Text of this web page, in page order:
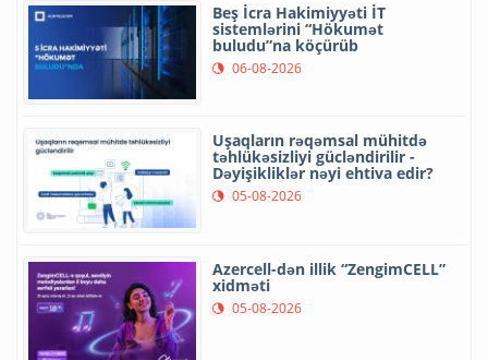
Beş İcra Hakimiyyəti İT
sistemlərini “Hökumət
buludu”na köçürüb
06-08-2026
Uşaqların rəqəmsal mühitdə
təhlükəsizliyi gücləndirilir -
Dəyişikliklər nəyi ehtiva edir?
05-08-2026
Azercell-dən illik “ZengimCELL”
xidməti
05-08-2026